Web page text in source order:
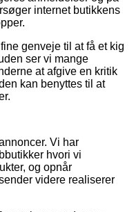
internet butikkens
genveje til at få et kig
ser vi mange
at afgive en kritik
kan benyttes til at
Vi har
hvori vi
og opnår
videre realiserer